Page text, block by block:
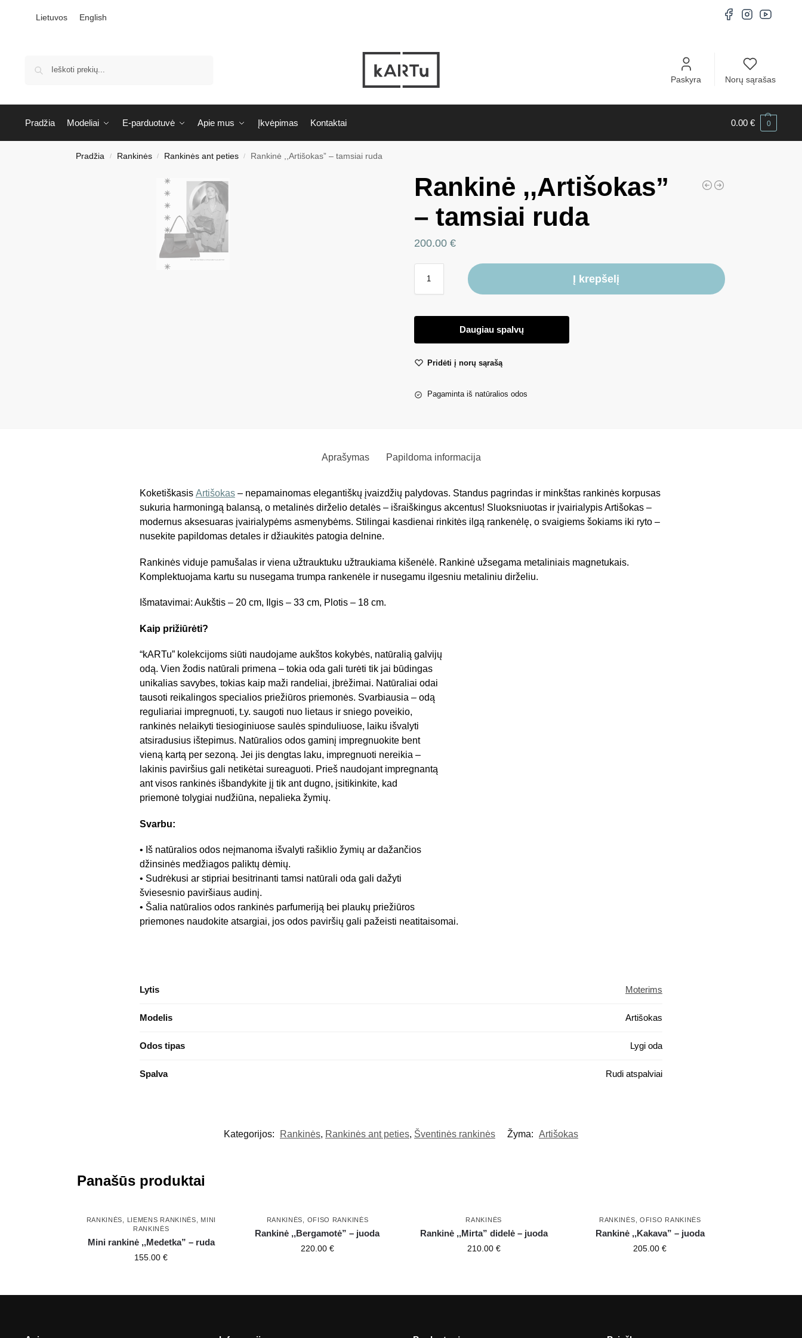
Lietuvos English
Paskyra Norų sąrašas
Pradžia Modeliai E-parduotuvė Apie mus Įkvėpimas Kontaktai 0.00€ 0
Pradžia / Rankinės / Rankinės ant peties / Rankinė ,,Artišokas” – tamsiai ruda
Rankinė ,,Artišokas”
– tamsiai ruda
200.00 €
Į krepšelį
Daugiau spalvų
Pridėti į norų sąrašą
Pagaminta iš natūralios odos
Aprašymas Papildoma informacija
Koketiškasis Artišokas– nepamainomas elegantiškų įvaizdžių palydovas. Standus pagrindas ir minkštas rankinės korpusas
sukuria harmoningą balansą, o metalinės dirželio detalės – išraiškingus akcentus! Sluoksniuotas ir įvairialypis Artišokas –
modernus aksesuaras įvairialypėms asmenybėms. Stilingai kasdienai rinkitės ilgą rankenėlę, o svaigiems šokiams iki ryto –
nusekite papildomas detales ir džiaukitės patogia delnine.
Rankinės viduje pamušalas ir viena užtrauktuku užtraukiama kišenėlė. Rankinė užsegama metaliniais magnetukais.
Komplektuojama kartu su nusegama trumpa rankenėle ir nusegamu ilgesniu metaliniu dirželiu.
Išmatavimai: Aukštis – 20 cm, Ilgis – 33 cm, Plotis – 18 cm.
Kaip prižiūrėti?
“kARTu” kolekcijoms siūti naudojame aukštos kokybės, natūralią galvijų
odą. Vien žodis natūrali primena – tokia oda gali turėti tik jai būdingas
unikalias savybes, tokias kaip maži randeliai, įbrėžimai. Natūraliai odai
tausoti reikalingos specialios priežiūros priemonės. Svarbiausia – odą
reguliariai impregnuoti, t.y. saugoti nuo lietaus ir sniego poveikio,
rankinės nelaikyti tiesioginiuose saulės spinduliuose, laiku išvalyti
atsiradusius ištepimus. Natūralios odos gaminį impregnuokite bent
vieną kartą per sezoną. Jei jis dengtas laku, impregnuoti nereikia –
lakinis paviršius gali netikėtai sureaguoti. Prieš naudojant impregnantą
ant visos rankinės išbandykite jį tik ant dugno, įsitikinkite, kad
priemonė tolygiai nudžiūna, nepalieka žymių.
Svarbu:
• Iš natūralios odos neįmanoma išvalyti rašiklio žymių ar dažančios
džinsinės medžiagos paliktų dėmių.
• Sudrėkusi ar stipriai besitrinanti tamsi natūrali oda gali dažyti
šviesesnio paviršiaus audinį.
• Šalia natūralios odos rankinės parfumeriją bei plaukų priežiūros
priemones naudokite atsargiai, jos odos paviršių gali pažeisti neatitaisomai.
Lytis Moterims
Modelis Artišokas
Odos tipas Lygi oda
Spalva Rudi atspalviai
Kategorijos: Rankinės, Rankinės ant peties, Šventinės rankinės Žyma: Artišokas
Panašūs produktai
RANKINĖS LIEMENS RANKINĖS
MINI
RANKINĖS
Mini rankinė ,,Medetka” – ruda
155.00€
RANKINĖS OFISO RANKINĖS
Rankinė ,,Bergamotė” – juoda
220.00 €
RANKINĖS
Rankinė ,,Mirta” didelė – juoda
210.00 €
RANKINĖS OFISO RANKINĖS
Rankinė ,,Kakava” – juoda
205.00€